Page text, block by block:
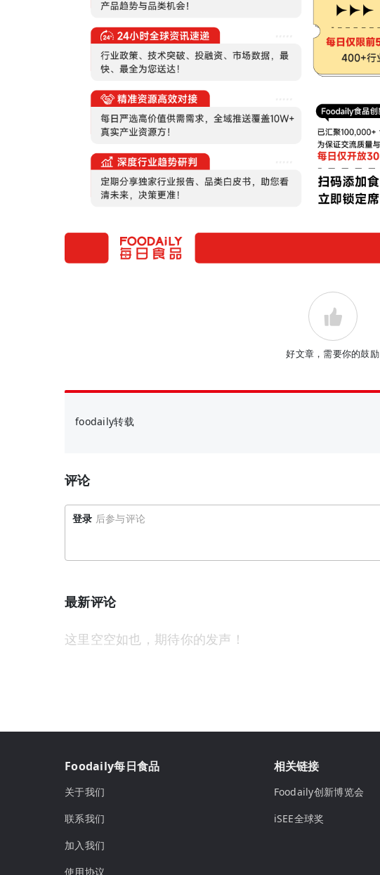
好文章，需要你的鼓励
foodaily转载
评论
登录 后参与评论
最新评论
这里空空如也，期待你的发声！
Foodaily每日食品
关于我们
联系我们
加入我们
使用协议
相关链接
Foodaily创新博览会
iSEE全球奖